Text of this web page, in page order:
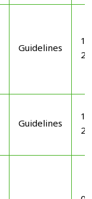
Guidelines
Guidelines